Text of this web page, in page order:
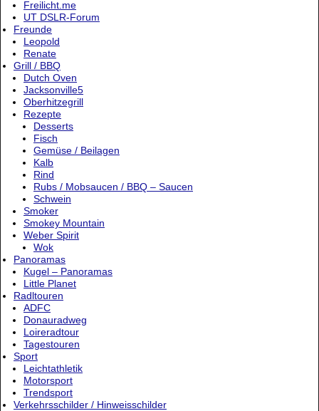
Freilicht.me
UT DSLR-Forum
Freunde
Leopold
Renate
Grill / BBQ
Dutch Oven
Jacksonville5
Oberhitzegrill
Rezepte
Desserts
Fisch
Gemüse / Beilagen
Kalb
Rind
Rubs / Mobsaucen / BBQ – Saucen
Schwein
Smoker
Smokey Mountain
Weber Spirit
Wok
Panoramas
Kugel – Panoramas
Little Planet
Radltouren
ADFC
Donauradweg
Loireradtour
Tagestouren
Sport
Leichtathletik
Motorsport
Trendsport
Verkehrsschilder / Hinweisschilder